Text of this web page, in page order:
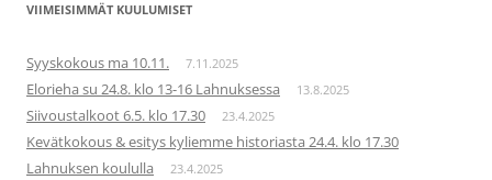
VIIMEISIMMÄT KUULUMISET
Syyskokous ma 10.11. 7.11.2025
Elorieha su 24.8. klo 13-16 Lahnuksessa 13.8.2025
Siivoustalkoot 6.5. klo 17.30 23.4.2025
Kevätkokous & esitys kyliemme historiasta 24.4. klo 17.30
Lahnuksen koululla
23.4.2025